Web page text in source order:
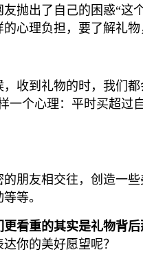
抛出了自己的困惑“这
心理负担，要了解礼物
收到礼物的时，我们
一个心理：平时买超
朋友相交往，创造一
等。
更看重的其实是礼物背
你的美好愿望呢？